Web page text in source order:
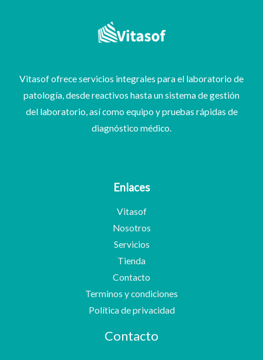
Vitasof ofrece servicios integrales para el laboratorio de
patología, desde reactivos hasta un sistema de gestión
del laboratorio, así como equipo y pruebas rápidas de
diagnóstico médico.
Enlaces
Vitasof
Nosotros
Servicios
Tienda
Contacto
Terminos y condiciones
Política de privacidad
Contacto